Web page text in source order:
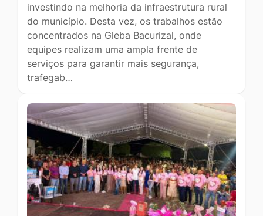
investindo na melhoria da infraestrutura rural
do município. Desta vez, os trabalhos estão
concentrados na Gleba Bacurizal, onde
equipes realizam uma ampla frente de
serviços para garantir mais segurança,
trafegab…